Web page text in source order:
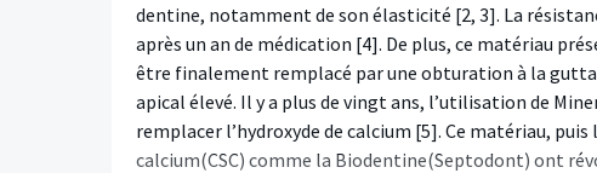
dentine, notamment de son élasticité [2, 3]. La
après un an de médication [4]. De plus, ce matériau
être finalement remplacé par une obturation à la
apical élevé. Il y a plus de vingt ans, l’utilisation de
remplacer l’hydroxyde de calcium [5]. Ce matériau,
calcium(CSC) comme la Biodentine(Septodont) ont